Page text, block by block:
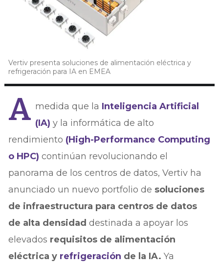
Vertiv presenta soluciones de alimentación eléctrica y
refrigeración para IA en EMEA
A medida que la Inteligencia Artificial
(IA) y la informática de alto
rendimiento (High-Performance Computing
o HPC)continúan revolucionando el
panorama de los centros de datos, Vertiv ha
anunciado un nuevo portfolio de soluciones
de infraestructura para centros de datos
de alta densidaddestinada a apoyar los
elevados requisitos de alimentación
eléctrica y refrigeración de la IA. Ya